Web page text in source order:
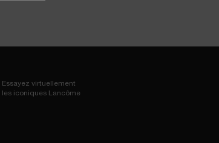
Essayez virtuellement
les iconiques Lancôme